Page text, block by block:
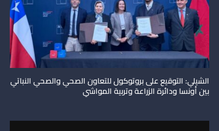
الشيلي: التوقيع على بروتوكول للتعاون الصحي والصحي النباتي
بين أونسا ودائرة الزراعة وتربية المواشي